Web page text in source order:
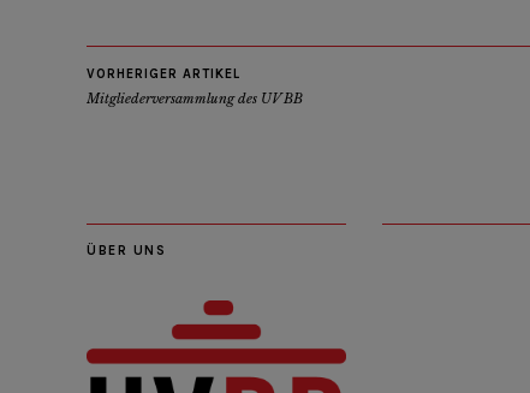
VORHERIGER ARTIKEL
Mitgliederversammlung des UV BB
ÜBER UNS